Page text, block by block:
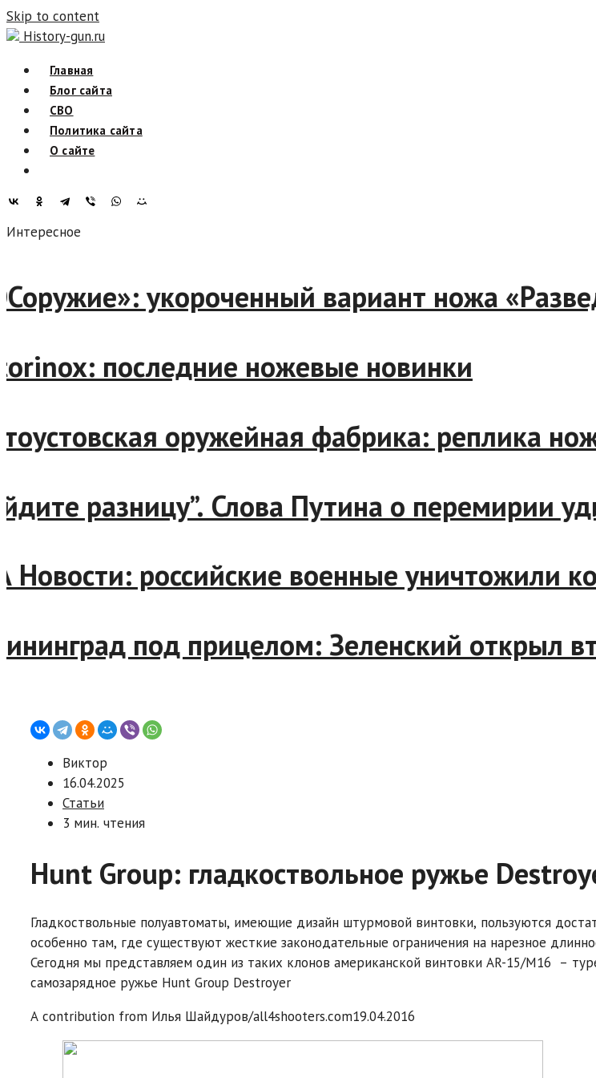
Skip to content
History-gun.ru
Главная
Блог сайта
СВО
Политика сайта
О сайте
Интересное
укороченный вариант ножа
последние ножевые новинки
оружейная фабрика: реплика
разницу”. Слова Путина о перемирии
Новости: российские военные
под прицелом: Зеленский
Виктор
16.04.2025
Статьи
3 мин. чтения
Hunt Group: гладкоствольное ружье
Гладкоствольные полуавтоматы, имеющие дизайн штурмовой винтовки, пользуются
особенно там, где существуют жесткие законодательные ограничения на нарезное
Сегодня мы представляем один из таких клонов американской винтовки AR-15/M16 –
самозарядное ружье Hunt Group Destroyer
A contribution from Илья Шайдуров/all4shooters.com19.04.2016